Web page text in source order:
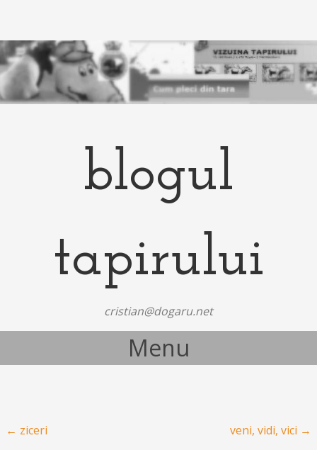
blogul
tapirului
cristian@dogaru.net
Menu
Post navigation
← ziceri veni, vidi, vici →